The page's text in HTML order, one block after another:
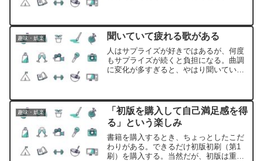
回焚いたお香の灰を捨てて、お香をセッ
トして着火させるという手間がかかる。
趣味・娯楽 聞いていて疲れる歌がある
人はサプライズが好きではあるが、何度
もサプライズが続くと負担になる。曲調
に変化が多すぎると、やはり聞いていて
趣味・娯楽
「初版を購入して自己満足感を得
る」という楽しみ
書籍を購入するとき、ちょっとしたこだ
わりがある。できるだけ初版初刷（第1
刷）を購入する。当然だが、初版は重版